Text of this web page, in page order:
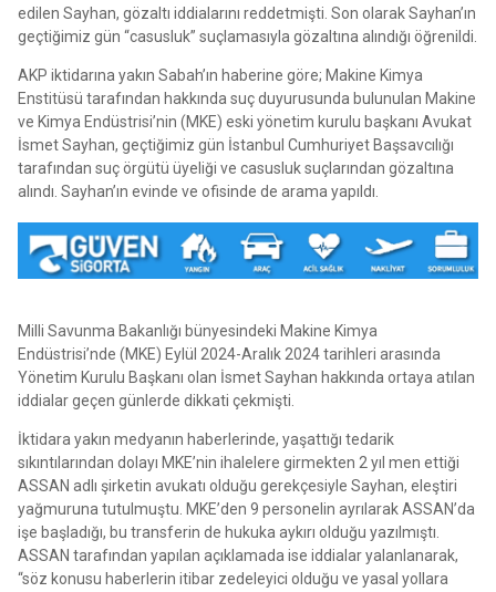
edilen Sayhan, gözaltı iddialarını reddetmişti. Son olarak Sayhan’ın
geçtiğimiz gün “casusluk” suçlamasıyla gözaltına alındığı öğrenildi.
AKP iktidarına yakın Sabah’ın haberine göre; Makine Kimya
Enstitüsü tarafından hakkında suç duyurusunda bulunulan Makine
ve Kimya Endüstrisi’nin (MKE) eski yönetim kurulu başkanı Avukat
İsmet Sayhan, geçtiğimiz gün İstanbul Cumhuriyet Başsavcılığı
tarafından suç örgütü üyeliği ve casusluk suçlarından gözaltına
alındı. Sayhan’ın evinde ve ofisinde de arama yapıldı.
Milli Savunma Bakanlığı bünyesindeki Makine Kimya
Endüstrisi’nde (MKE) Eylül 2024-Aralık 2024 tarihleri arasında
Yönetim Kurulu Başkanı olan İsmet Sayhan hakkında ortaya atılan
iddialar geçen günlerde dikkati çekmişti.
İktidara yakın medyanın haberlerinde, yaşattığı tedarik
sıkıntılarından dolayı MKE’nin ihalelere girmekten 2 yıl men ettiği
ASSAN adlı şirketin avukatı olduğu gerekçesiyle Sayhan, eleştiri
yağmuruna tutulmuştu. MKE’den 9 personelin ayrılarak ASSAN’da
işe başladığı, bu transferin de hukuka aykırı olduğu yazılmıştı.
ASSAN tarafından yapılan açıklamada ise iddialar yalanlanarak,
“söz konusu haberlerin itibar zedeleyici olduğu ve yasal yollara